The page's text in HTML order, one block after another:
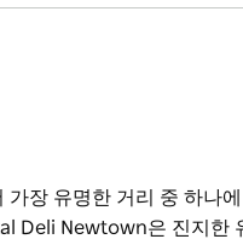
가장 유명한 거리 중 하나
Deli Newtown은 진지한